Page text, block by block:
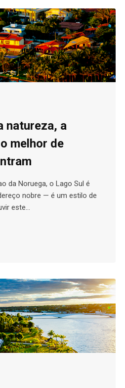
natureza, a
melhor de
da Noruega, o Lago Sul é
nobre — é um estilo de
este…